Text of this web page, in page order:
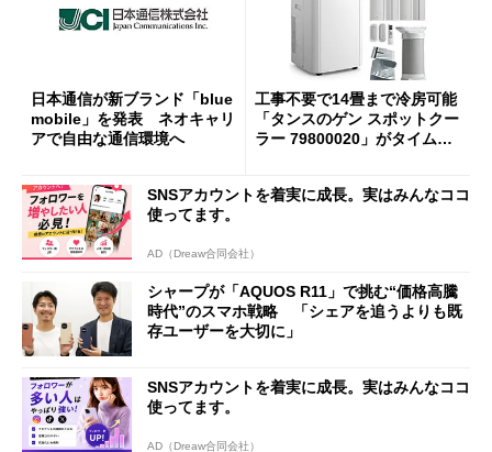
日本通信が新ブランド「blue
mobile」を発表 ネオキャリ
アで自由な通信環境へ
工事不要で14畳まで冷房可能
「タンスのゲン スポットクー
ラー 79800020」がタイムセ
SNSアカウントを着実に成長。実はみんなココ
使ってます。
AD（Dreaw合同会社）
シャープが「AQUOS R11」で挑む“価格高騰
時代”のスマホ戦略 「シェアを追うよりも既
存ユーザーを大切に」
SNSアカウントを着実に成長。実はみんなココ
使ってます。
AD（Dreaw合同会社）